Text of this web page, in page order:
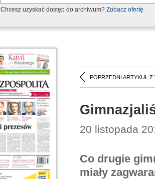
Chcesz uzyskać dostęp do archiwum? Zobacz ofertę
POPRZEDNI ARTYKUŁ Z
20 listopada
Co drugie
miały